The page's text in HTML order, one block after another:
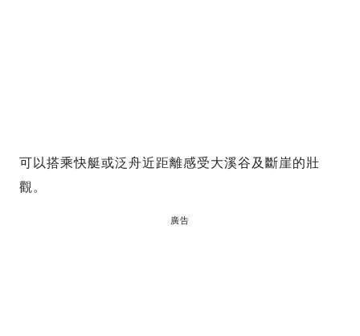
可以搭乘快艇或泛舟近距離感受大溪谷及斷崖的壯
觀。
廣告